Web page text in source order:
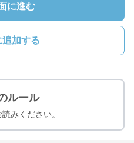
に進む
追加する
ルール
みください。